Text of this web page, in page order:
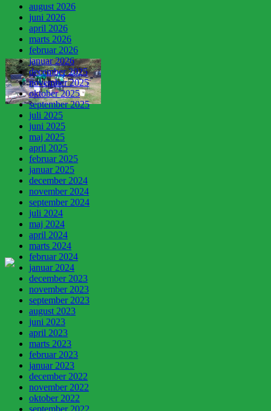
august 2026
juni 2026
april 2026
marts 2026
februar 2026
januar 2026
december 2025
november 2025
oktober 2025
september 2025
juli 2025
juni 2025
maj 2025
april 2025
februar 2025
januar 2025
december 2024
november 2024
september 2024
juli 2024
maj 2024
april 2024
marts 2024
februar 2024
januar 2024
december 2023
november 2023
september 2023
august 2023
juni 2023
april 2023
marts 2023
februar 2023
januar 2023
december 2022
november 2022
oktober 2022
september 2022